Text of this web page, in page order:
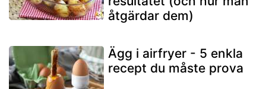
åtgärdar dem)
Ägg i airfryer - 5 enkla
recept du måste prova